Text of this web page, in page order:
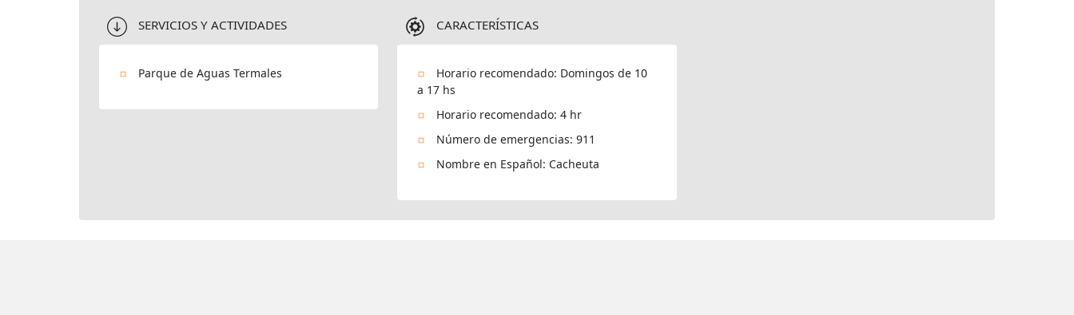
SERVICIOS Y ACTIVIDADES
Parque de Aguas Termales
CARACTERÍSTICAS
Horario recomendado: Domingos de 10
a 17 hs
Horario recomendado: 4 hr
Número de emergencias: 911
Nombre en Español: Cacheuta